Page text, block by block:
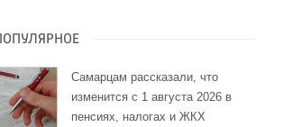
Самарцам рассказали, что
изменится с 1 августа 2026 в
пенсиях, налогах и ЖКХ